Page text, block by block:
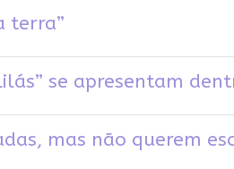
terra”
se apresentam
mas não querem